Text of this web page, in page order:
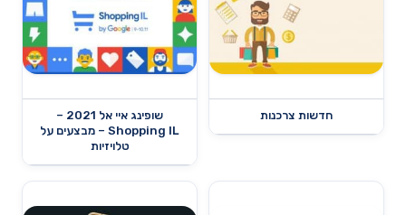
חדשות צרכנות
שופינג איי אל 2021 –
Shopping IL – מבצעים על
טלויזיות